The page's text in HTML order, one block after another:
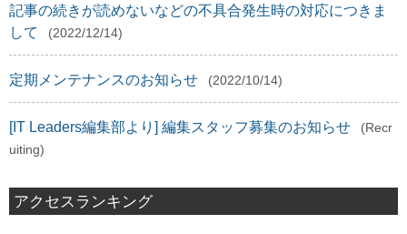
記事の続きが読めないなどの不具合発生時の対応につきま
して
(2022/12/14)
定期メンテナンスのお知らせ (2022/10/14)
[IT Leaders編集部より] 編集スタッフ募集のお知らせ
(Recr
uiting)
アクセスランキング